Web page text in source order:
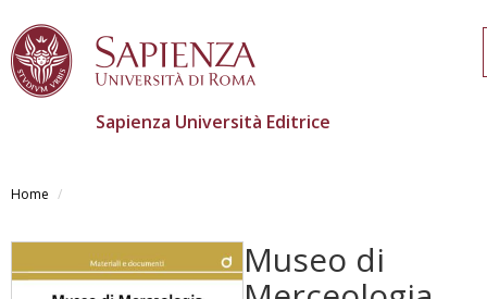
main
Sapienza Università Editrice
Home
Museo di